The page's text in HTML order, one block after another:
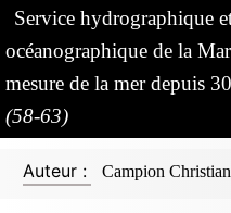
Service hydrographique
océanographique de la
mesure de la mer depuis
(58-63)
Auteur : Campion Christian